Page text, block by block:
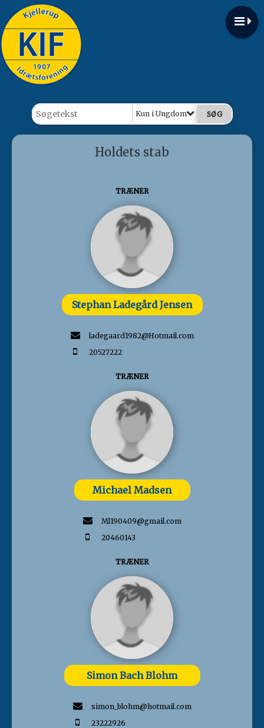
Kun i Ungdom
Holdets stab
TRÆNER
Stephan Ladegård Jensen
ladegaard1982@Hotmail.com
20527222
TRÆNER
Michael Madsen
Ml190409@gmail.com
20460143
TRÆNER
Simon Bach Blohm
simon_blohm@hotmail.com
23222926